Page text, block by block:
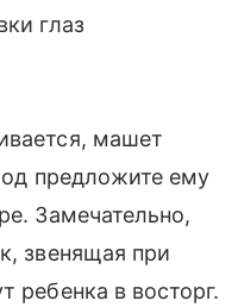
глаз
машет
предложите ему
Замечательно,
звенящая при
ребенка в восторг.